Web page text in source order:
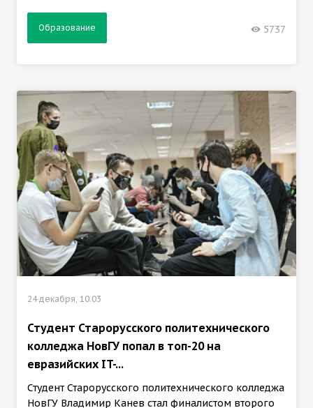
Образование 5737
24 декабря, 10:03
Студент Старорусского политехнического
колледжа НовГУ попал в топ-20 на
евразийских IT-...
Студент Старорусского политехнического колледжа
НовГУ Владимир Канев стал финалистом второго